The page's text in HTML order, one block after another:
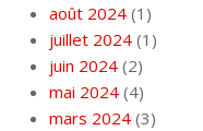
août 2024 (1)
juillet 2024 (1)
juin 2024 (2)
mai 2024 (4)
mars 2024 (3)